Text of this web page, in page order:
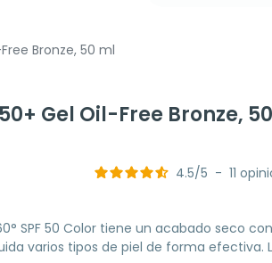
Bronze, 50 ml
Gel Oil-Free Bronze, 50
4.5/5 - 11
SPF 50 Color tiene un acabado seco con
varios tipos de piel de forma efectiva.